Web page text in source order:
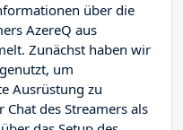
über die
AzereQ aus
Zunächst haben wir
genutzt, um
Ausrüstung zu
des Streamers als